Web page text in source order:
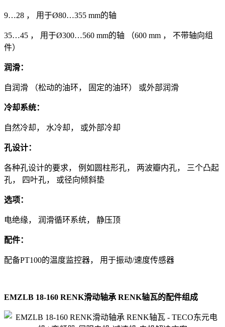
9…28 ， 用于Ø80…355 mm的轴
35…45 ， 用于Ø300…560 mm的轴 （600 mm ， 不带轴向组
件）
润滑：
自润滑 （松动的油环， 固定的油环） 或外部润滑
冷却系统：
自然冷却， 水冷却， 或外部冷却
孔设计：
各种孔设计的要求， 例如圆柱形孔， 两波瓣内孔， 三个凸起
孔， 四叶孔， 或径向倾斜垫
选项：
电绝缘， 润滑循环系统， 静压顶
配件：
配备PT100的温度监控器， 用于振动/速度传感器
EMZLB 18-160 RENK滑动轴承 RENK轴瓦的配件组成